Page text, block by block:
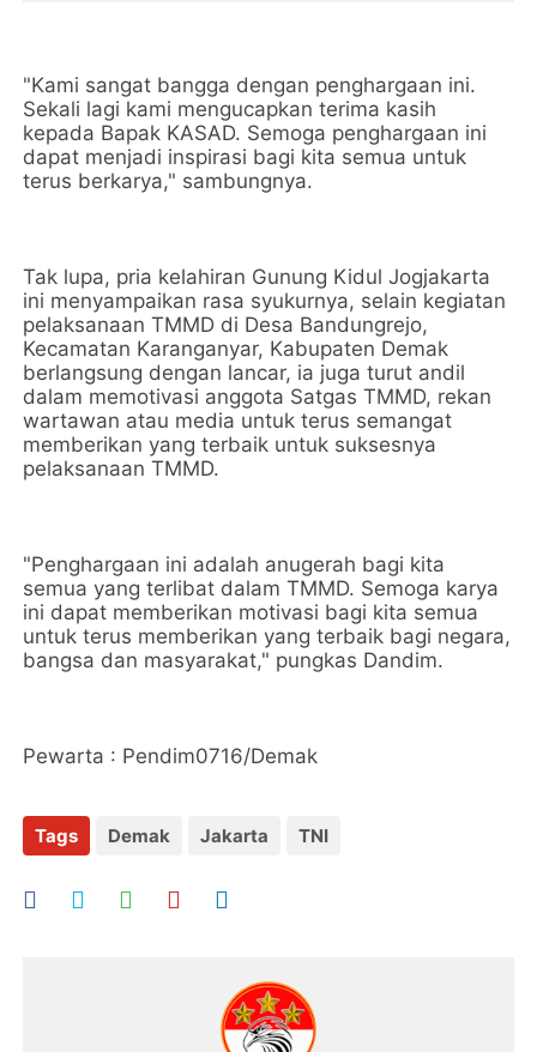
"Kami sangat bangga dengan penghargaan ini.
Sekali lagi kami mengucapkan terima kasih
kepada Bapak KASAD. Semoga penghargaan ini
dapat menjadi inspirasi bagi kita semua untuk
terus berkarya," sambungnya.
Tak lupa, pria kelahiran Gunung Kidul Jogjakarta
ini menyampaikan rasa syukurnya, selain kegiatan
pelaksanaan TMMD di Desa Bandungrejo,
Kecamatan Karanganyar, Kabupaten Demak
berlangsung dengan lancar, ia juga turut andil
dalam memotivasi anggota Satgas TMMD, rekan
wartawan atau media untuk terus semangat
memberikan yang terbaik untuk suksesnya
pelaksanaan TMMD.
"Penghargaan ini adalah anugerah bagi kita
semua yang terlibat dalam TMMD. Semoga karya
ini dapat memberikan motivasi bagi kita semua
untuk terus memberikan yang terbaik bagi negara,
bangsa dan masyarakat," pungkas Dandim.
Pewarta : Pendim0716/Demak
Tags Demak Jakarta TNI